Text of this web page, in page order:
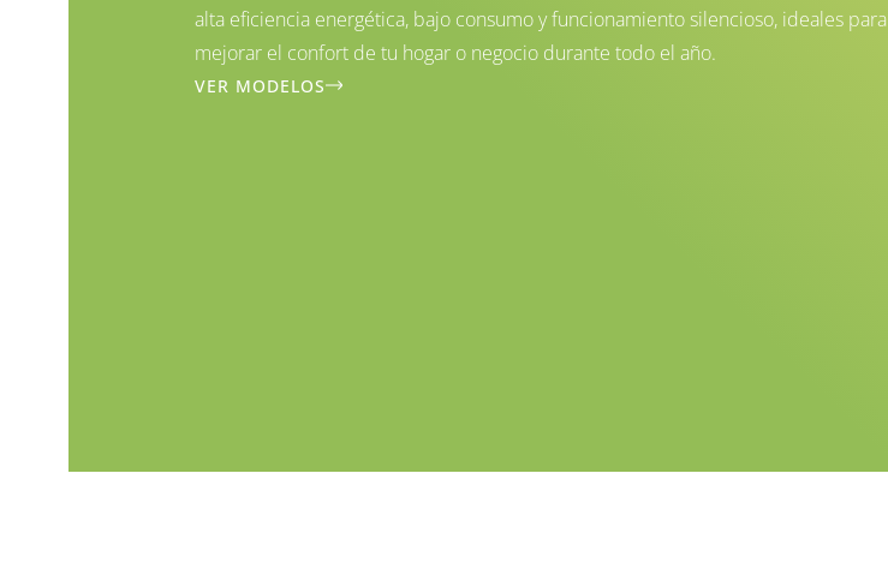
alta eficiencia energética, bajo consumo y funcionamiento silencioso, ideales para
mejorar el confort de tu hogar o negocio durante todo el año.
VER MODELOS